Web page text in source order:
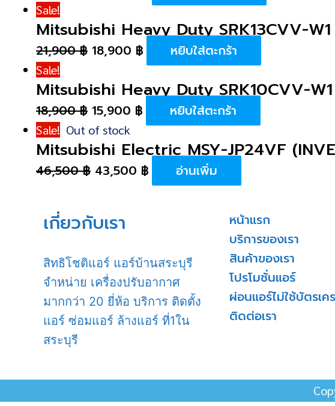
Sale!
Mitsubishi Heavy Duty SRK13CVV-W1
21,900฿ 18,900 ฿ หยิบใส่ตะกร้า
Sale!
Mitsubishi Heavy Duty SRK10CVV-
18,900฿ 15,900 ฿ หยิบใส่ตะกร้า
Sale! Out of stock
Mitsubishi Electric MSY-JP24VF
46,500฿ 43,500 ฿ อ่านเพิ่ม
เกี่ยวกับเรา
สิทธิโชติแอร์ แอร์บ้านสระบุรี
จำหน่าย เครื่องปรับอากาศ
มากกว่า 20 ยี่ห้อ บริการ ติดตั้ง
แอร์ ซ่อมแอร์ ล้างแอร์ ที่1ใน
สระบุรี
หน้าแรก
บริการของเรา
สินค้าของเรา
โปรโมชั่นแอร์
ผ่อนแอร์ไม่ใช้บัตรเ
ติดต่อเรา